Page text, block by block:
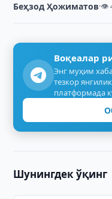
Беҳзод Ҳожиматов·👁
Воқеалар
Энг муҳим
тезкор
платформада
Шунингдек ўқинг